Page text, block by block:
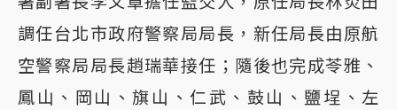
調任台北市政府警察局局長，新任局長由原航
空警察局局長趙瑞華接任；隨後也完成苓雅、
鳳山、岡山、旗山、仁武、鼓山、鹽埕、左